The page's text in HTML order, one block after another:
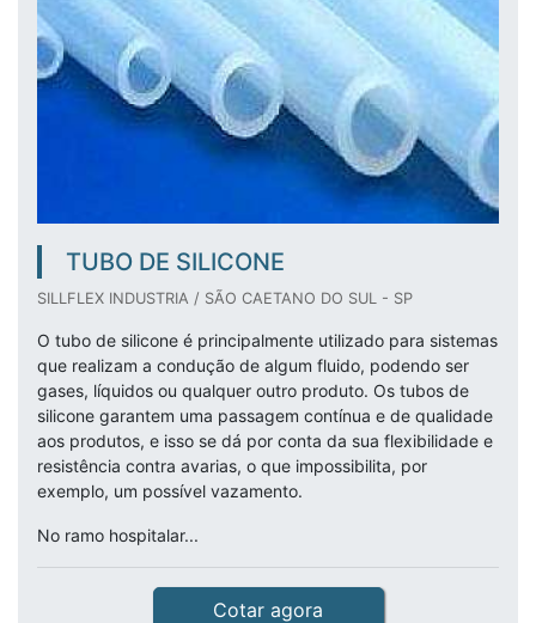
TUBO DE SILICONE
SILLFLEX INDUSTRIA / SÃO CAETANO DO SUL - SP
O tubo de silicone é principalmente utilizado para sistemas
que realizam a condução de algum fluido, podendo ser
gases, líquidos ou qualquer outro produto. Os tubos de
silicone garantem uma passagem contínua e de qualidade
aos produtos, e isso se dá por conta da sua flexibilidade e
resistência contra avarias, o que impossibilita, por
exemplo, um possível vazamento.
No ramo hospitalar...
Cotar agora